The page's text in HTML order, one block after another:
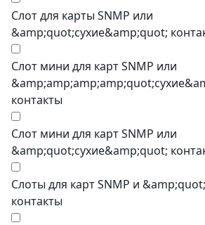
Слот для карты SNMP или
&amp;quot;сухие&amp;quot;
Слот мини для карт SNMP или
контакты
Слот мини для карт SNMP или
&amp;quot;сухие&amp;quot;
Слоты для карт SNMP и
контакты